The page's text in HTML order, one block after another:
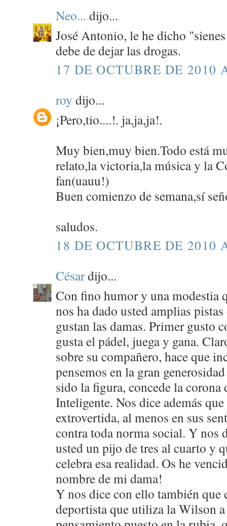
Neo... dijo...
José Antonio, le he dicho
debe de dejar las drogas.
17 DE OCTUBRE DE 2010
roy dijo...
¡Pero,tio....!. ja,ja,ja!.
Muy bien,muy bien.Todo está
relato,la victoria,la música y la
fan(uauu!)
Buen comienzo de semana,sí
saludos.
18 DE OCTUBRE DE 2010
Césardijo...
Con fino humor y una modestia
nos ha dado usted amplias
gustan las damas. Primer gusto
gusta el pádel, juega y gana.
sobre su compañero, hace que
pensemos en la gran
sido la figura, concede la corona
Inteligente. Nos dice además
extrovertida, al menos en sus
contra toda norma social. Y nos
usted un pijo de tres al cuarto y
celebra esa realidad. Os he
nombre de mi dama!
Y nos dice con ello también que
deportista que utiliza la Wilson